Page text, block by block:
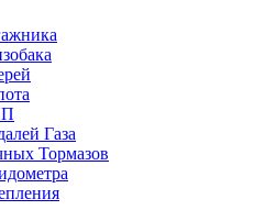
Газа
Тормазов